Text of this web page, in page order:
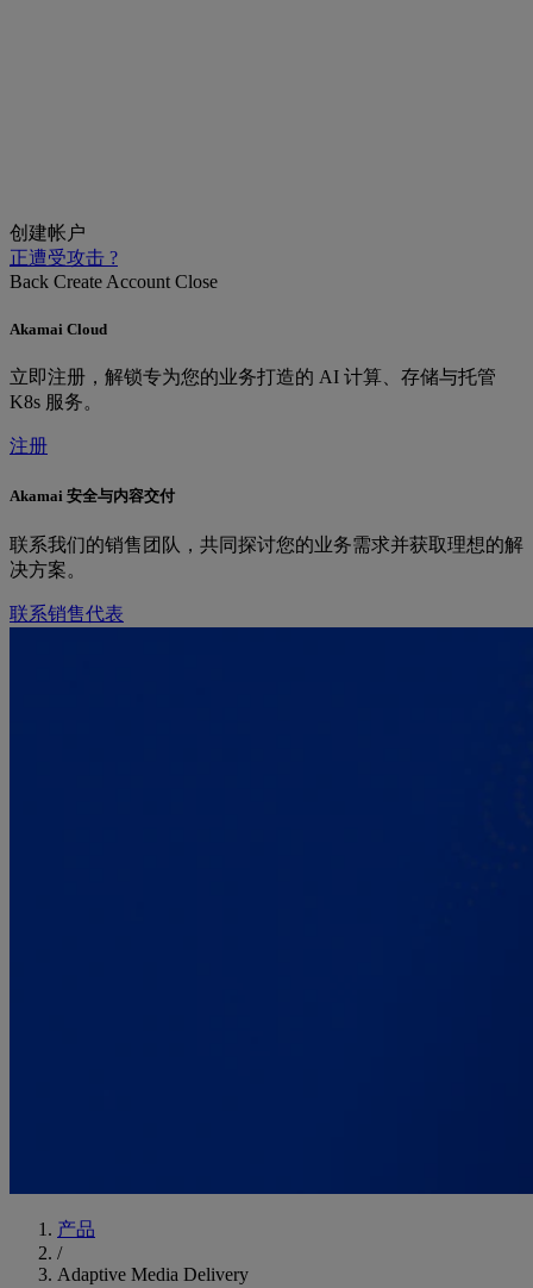
创建帐户
正遭受攻击 ?
Back Create Account Close
Akamai Cloud
立即注册，解锁专为您的业务打造的 AI 计算、存储与托管
K8s 服务。
注册
Akamai 安全与内容交付
联系我们的销售团队，共同探讨您的业务需求并获取理想的解
决方案。
联系销售代表
产品
/
Adaptive Media Delivery